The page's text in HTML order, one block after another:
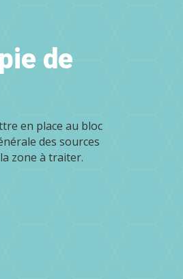
de
en place au bloc
des sources
zone à traiter.